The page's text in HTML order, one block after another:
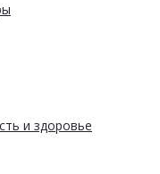
и здоровье